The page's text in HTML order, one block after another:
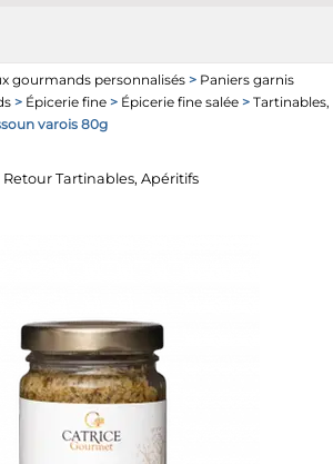
gourmands personnalisés > Paniers garnis
> Épicerie fine > Épicerie fine salée > Tartinables,
varois 80g
RetourTartinables, Apéritifs